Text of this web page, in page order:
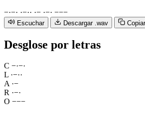
−·−· ·−·· ·− ·−· −−−
Escuchar Descargar .wav Copiar
Desglose por letras
C −·−·
L ·−··
A ·−
R ·−·
O −−−